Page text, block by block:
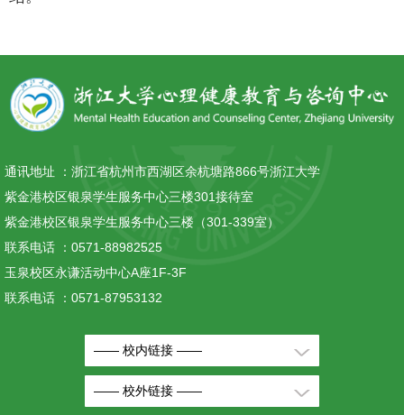
通讯地址 ： 浙江省杭州市西湖区余杭塘路866号浙江大学
紫金港校区银泉学生服务中心三楼301接待室
紫金港校区银泉学生服务中心三楼（301-339室）
联系电话 ： 0571-88982525
玉泉校区永谦活动中心A座1F-3F
联系电话 ： 0571-87953132
—— 校内链接 ——
—— 校外链接 ——